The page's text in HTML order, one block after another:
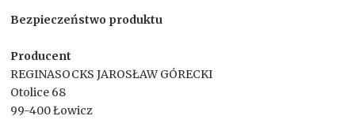
Bezpieczeństwo produktu
Producent
REGINASOCKS JAROSŁAW GÓRECKI
Otolice 68
99-400 Łowicz